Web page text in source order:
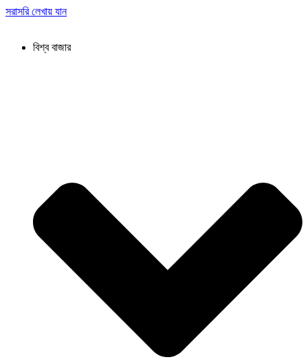
সরাসরি লেখায় যান
বিশ্ব বাজার